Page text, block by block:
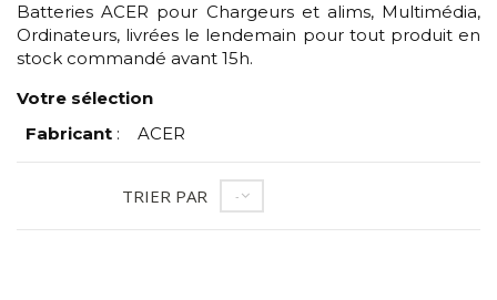
Batteries ACER pour Chargeurs et alims, Multimédia,
Ordinateurs, livrées le lendemain pour tout produit en
stock commandé avant 15h.
Votre sélection
Fabricant : ACER
TRIER PAR --